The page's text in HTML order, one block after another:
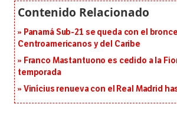
Panamá Sub-21 se queda con el
Centroamericanos y del Caribe
Franco Mastantuono es cedido a la
temporada
Vinícius renueva con el Real Madrid